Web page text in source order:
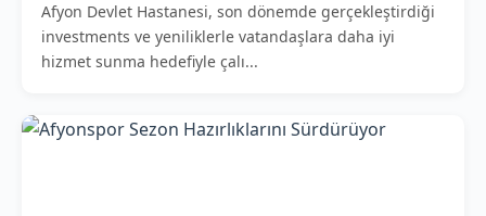
Afyon Devlet Hastanesi, son dönemde gerçekleştirdiği
investments ve yeniliklerle vatandaşlara daha iyi
hizmet sunma hedefiyle çalı...